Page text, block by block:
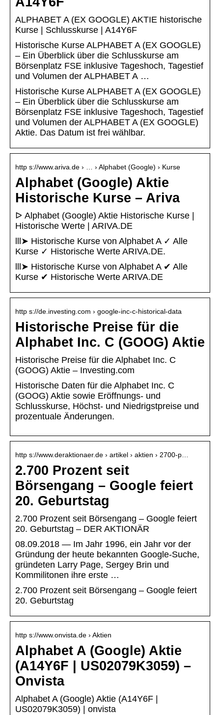
ALPHABET A (EX GOOGLE) AKTIE historische
Kurse | Schlusskurse | A14Y6F
Historische Kurse ALPHABET A (EX GOOGLE)
– Ein Überblick über die Schlusskurse am
Börsenplatz FSE inklusive Tageshoch, Tagestief
und Volumen der ALPHABET A …
Historische Kurse ALPHABET A (EX GOOGLE)
– Ein Überblick über die Schlusskurse am
Börsenplatz FSE inklusive Tageshoch, Tagestief
und Volumen der ALPHABET A (EX GOOGLE)
Aktie. Das Datum ist frei wählbar.
http s://www.ariva.de › … › Alphabet (Google) › Kurse
Alphabet (Google) Aktie
Historische Kurse – Ariva
ᐅ Alphabet (Google) Aktie Historische Kurse |
Historische Werte | ARIVA.DE
lll➤ Historische Kurse von Alphabet A ✓ Alle
Kurse ✓ Historische Werte ARIVA.DE.
lll➤ Historische Kurse von Alphabet A ✔ Alle
Kurse ✔ Historische Werte ARIVA.DE
http s://de.investing.com › google-inc-c-historical-data
Historische Preise für die
Alphabet Inc. C (GOOG) Aktie
Historische Preise für die Alphabet Inc. C
(GOOG) Aktie – Investing.com
Historische Daten für die Alphabet Inc. C
(GOOG) Aktie sowie Eröffnungs- und
Schlusskurse, Höchst- und Niedrigstpreise und
prozentuale Änderungen.
http s://www.deraktionaer.de › artikel › aktien › 2700-p…
2.700 Prozent seit
Börsengang – Google feiert
20. Geburtstag
2.700 Prozent seit Börsengang – Google feiert
20. Geburtstag – DER AKTIONÄR
08.09.2018 — Im Jahr 1996, ein Jahr vor der
Gründung der heute bekannten Google-Suche,
gründeten Larry Page, Sergey Brin und
Kommilitonen ihre erste …
2.700 Prozent seit Börsengang – Google feiert
20. Geburtstag
http s://www.onvista.de › Aktien
Alphabet A (Google) Aktie
(A14Y6F | US02079K3059) –
Onvista
Alphabet A (Google) Aktie (A14Y6F |
US02079K3059) | onvista